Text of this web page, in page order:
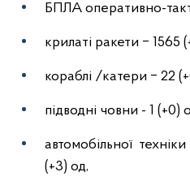
БПЛА оперативно-
крилаті ракети ‒ 1565
кораблі /катери ‒ 22
підводні човни - 1 (+0)
автомобільної
(+3) од,